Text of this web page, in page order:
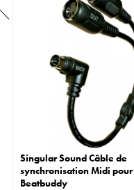
Singular Sound Câble de
synchronisation Midi pour
Beatbuddy